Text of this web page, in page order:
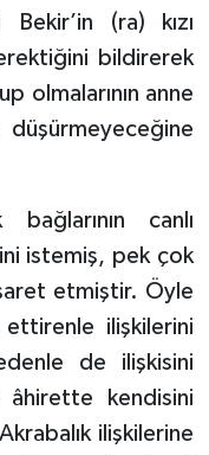
(ra) kızı
bildirerek
olmalarının anne
canlı
istemiş, pek çok
etmiştir. Öyle
ettirenle ilişkilerini
de ilişkisini
âhirette kendisini
ilişkilerine